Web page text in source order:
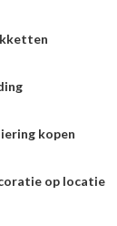
kopen
op locatie